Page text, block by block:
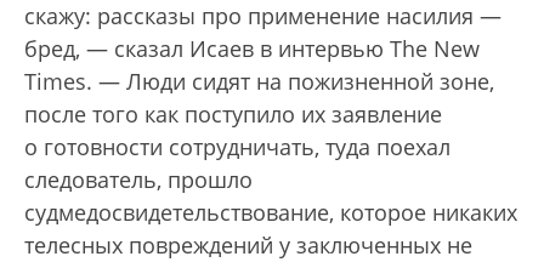
скажу: рассказы про применение насилия —
бред, — сказал Исаев в интервью The New
Times. — Люди сидят на пожизненной зоне,
после того как поступило их заявление
о готовности сотрудничать, туда поехал
следователь, прошло
судмедосвидетельствование, которое никаких
телесных повреждений у заключенных не